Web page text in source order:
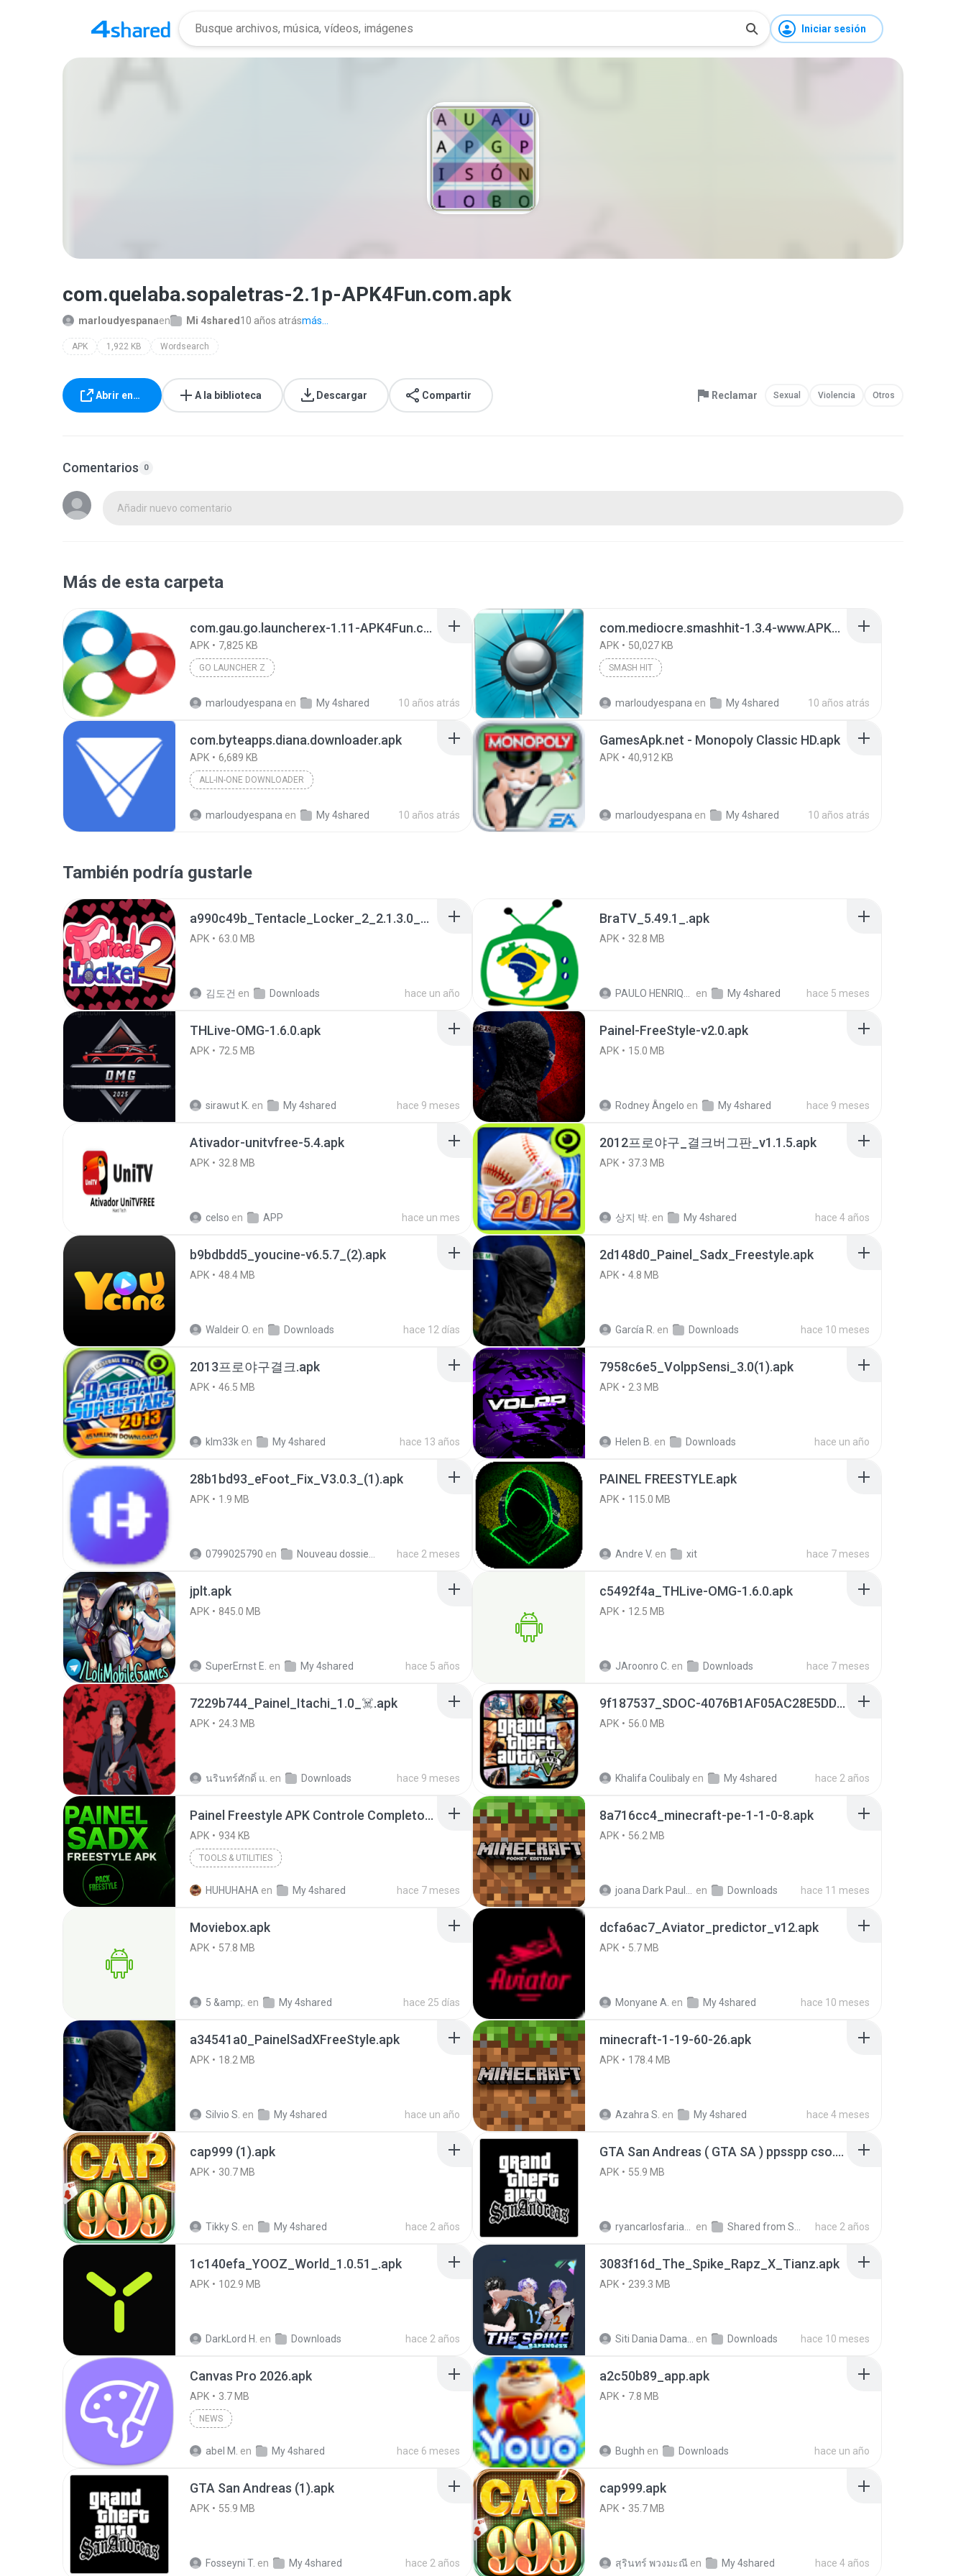
Iniciar sesión
com.quelaba.sopaletras-2.1p-APK4Fun.com.apk
marloudyespanaen Mi 4shared 10 años atrásmás...
APK 1,922 KB Wordsearch
Abrir en… A la biblioteca Descargar Compartir Reclamar Sexual Violencia Otros
Comentarios 0
Añadir nuevo comentario
Más de esta carpeta
com.gau.go.launcherex-1.11-APK4Fun.com.apk
APK 7,825 KB
GO LAUNCHER Z
marloudyespana en My 4shared 10 años atrás
com.mediocre.smashhit-1.3.4-www.APK4Fun.com.apk
APK 50,027 KB
SMASH HIT
marloudyespana en My 4shared 10 años atrás
com.byteapps.diana.downloader.apk
APK 6,689 KB
ALL-IN-ONE DOWNLOADER
marloudyespana en My 4shared 10 años atrás
GamesApk.net - Monopoly Classic HD.apk
APK 40,912 KB
marloudyespana en My 4shared 10 años atrás
También podría gustarle
a990c49b_Tentacle_Locker_2_2.1.3.0_APKPure (1).apk
APK 63.0 MB
김도건 en Downloads hace un año
BraTV_5.49.1_.apk
APK 32.8 MB
en My 4shared hace 5 meses
THLive-OMG-1.6.0.apk
APK 72.5 MB
sirawut K. en My 4shared hace 9 meses
Painel-FreeStyle-v2.0.apk
APK 15.0 MB
Rodney Ângelo en My 4shared hace 9 meses
Ativador-unitvfree-5.4.apk
APK 32.8 MB
celso en APP hace un mes
2012프로야구_결크버그판_v1.1.5.apk
APK 37.3 MB
상지 박. en My 4shared hace 4 años
b9bdbdd5_youcine-v6.5.7_(2).apk
APK 48.4 MB
Waldeir O. en Downloads hace 12 días
2d148d0_Painel_Sadx_Freestyle.apk
APK 4.8 MB
García R. en Downloads hace 10 meses
2013프로야구결크.apk
APK 46.5 MB
klm33k en My 4shared hace 13 años
7958c6e5_VolppSensi_3.0(1).apk
APK 2.3 MB
Helen B. en Downloads hace un año
28b1bd93_eFoot_Fix_V3.0.3_(1).apk
APK 1.9 MB
0799025790 en hace 2 meses
PAINEL FREESTYLE.apk
APK 115.0 MB
Andre V. en xit hace 7 meses
jplt.apk
APK 845.0 MB
SuperErnst E. en My 4shared hace 5 años
c5492f4a_THLive-OMG-1.6.0.apk
APK 12.5 MB
JAroonro C. en Downloads hace 7 meses
7229b744_Painel_Itachi_1.0_☠️.apk
APK 24.3 MB
นรินทร์ศักดิ์ แ. en Downloads hace 9 meses
9f187537_SDOC-4076B1AF05AC28E5DDADC4143E59DB64-07-24-SI. (1).apk
APK 56.0 MB
Khalifa Coulibaly en My 4shared hace 2 años
Painel Freestyle APK Controle Completo Para Jogadores.apk
APK 934 KB
TOOLS & UTILITIES
HUHUHAHA en My 4shared hace 7 meses
8a716cc4_minecraft-pe-1-1-0-8.apk
APK 56.2 MB
en Downloads hace 11 meses
Moviebox.apk
APK 57.8 MB
5 &amp;. en My 4shared hace 25 días
dcfa6ac7_Aviator_predictor_v12.apk
APK 5.7 MB
Monyane A. en My 4shared hace 10 meses
a34541a0_PainelSadXFreeStyle.apk
APK 18.2 MB
Silvio S. en My 4shared hace un año
minecraft-1-19-60-26.apk
APK 178.4 MB
Azahra S. en My 4shared hace 4 meses
cap999 (1).apk
APK 30.7 MB
Tikky S. en My 4shared hace 2 años
GTA San Andreas ( GTA SA ) ppsspp cso.apk
APK 55.9 MB
en hace 2 años
1c140efa_YOOZ_World_1.0.51_.apk
APK 102.9 MB
DarkLord H. en Downloads hace 2 años
3083f16d_The_Spike_Rapz_X_Tianz.apk
APK 239.3 MB
en Downloads hace 10 meses
Canvas Pro 2026.apk
APK 3.7 MB
NEWS
abel M. en My 4shared hace 6 meses
a2c50b89_app.apk
APK 7.8 MB
Bughh en Downloads hace un año
GTA San Andreas (1).apk
APK 55.9 MB
Fosseyni T. en My 4shared hace 2 años
cap999.apk
APK 35.7 MB
สุรินทร์ พวงมะณี en My 4shared hace 4 años